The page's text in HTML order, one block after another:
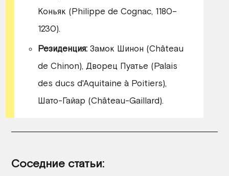
Коньяк (Philippe de Cognac, 1180–
1230).
Резиденция:Замок Шинон (Château
de Chinon), Дворец Пуатье (Palais
des ducs d'Aquitaine à Poitiers),
Шато-Гайар (Château-Gaillard).
Соседние статьи: